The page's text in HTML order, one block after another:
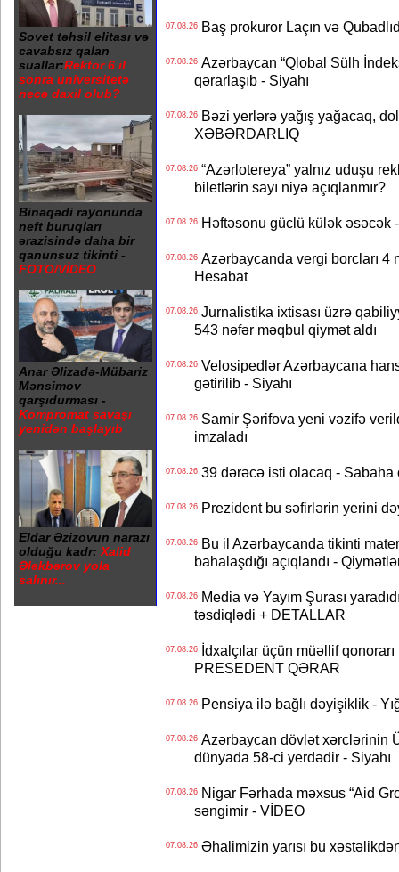
Sovet təhsil elitası və
cavabsız qalan
suallar:Rektor 6 il
sonra universitetə
necə daxil olub?
Binəqədi rayonunda
neft buruqları
ərazisində daha bir
qanunsuz tikinti -
FOTO/VİDEO
Anar Əlizadə-Mübariz
Mənsimov
qarşıdurması -
Kompromat savaşı
yenidən başlayıb
Eldar Əzizovun narazı
olduğu kadr: Xalid
Ələkbərov yola
salınır...
07.08.26Baş prokuror Laçın və
07.08.26Azərbaycan “Qlobal Sülh
qərarlaşıb - Siyahı
07.08.26Bəzi yerlərə yağış yağacaq,
XƏBƏRDARLIQ
07.08.26“Azərlotereya” yalnız uduşu
biletlərin sayı niyə açıqlanmır?
07.08.26Həftəsonu güclü külək əsəcək
07.08.26Azərbaycanda vergi borcları 4
Hesabat
07.08.26Jurnalistika ixtisası üzrə
543 nəfər məqbul qiymət aldı
07.08.26Velosipedlər Azərbaycana
gətirilib - Siyahı
07.08.26Samir Şərifova yeni vəzifə
imzaladı
07.08.2639 dərəcə isti olacaq - Sabaha
07.08.26Prezident bu səfirlərin yerini
07.08.26Bu il Azərbaycanda tikinti
bahalaşdığı açıqlandı -
07.08.26Media və Yayım Şurası
təsdiqlədi + DETALLAR
07.08.26İdxalçılar üçün müəllif
PRESEDENT QƏRAR
07.08.26Pensiya ilə bağlı dəyişiklik -
07.08.26Azərbaycan dövlət xərclərinin
dünyada 58-ci yerdədir - Siyahı
07.08.26Nigar Fərhada məxsus “Aid
səngimir - VİDEO
07.08.26Əhalimizin yarısı bu